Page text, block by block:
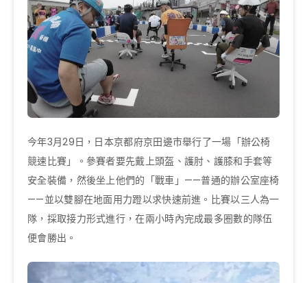
今年3月29日，日本京都府京田邊市舉行了一場「辦公椅
競速比賽」。參賽者要先戴上頭盔、護肘、護膝和手套等
安全裝備，然後坐上他們的「戰車」——普通的辦公室座椅
——並以雙腳在地面用力蹬以求快速前進。比賽以三人為一
隊，採取接力形式進行，在兩小時內完成最多圈數的隊伍
便會勝出。